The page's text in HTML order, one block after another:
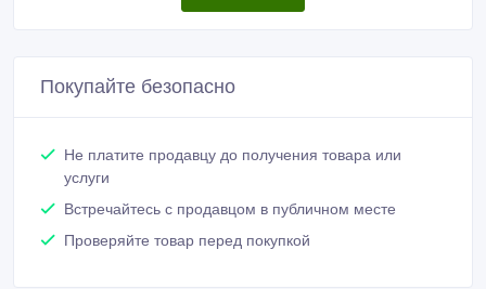
Покупайте безопасно
Не платите продавцу до получения товара или
услуги
Встречайтесь с продавцом в публичном месте
Проверяйте товар перед покупкой